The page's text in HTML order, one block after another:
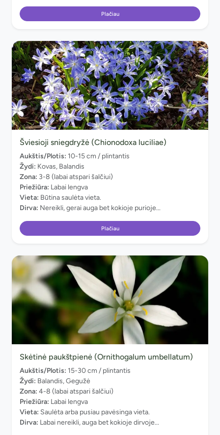
Plačiau
Šviesioji sniegdryžė (Chionodoxa luciliae)
Aukštis/Plotis: 10-15 cm / plintantis
Žydi: Kovas, Balandis
Zona: 3-8 (labai atspari šalčiui)
Priežiūra: Labai lengva
Vieta: Būtina saulėta vieta.
Dirva: Nereikli, gerai auga bet kokioje purioje...
Plačiau
Skėtinė paukštpienė (Ornithogalum umbellatum)
Aukštis/Plotis: 15-30 cm / plintantis
Žydi: Balandis, Gegužė
Zona: 4-8 (labai atspari šalčiui)
Priežiūra: Labai lengva
Vieta: Saulėta arba pusiau pavėsinga vieta.
Dirva: Labai nereikli, auga bet kokioje dirvoje...